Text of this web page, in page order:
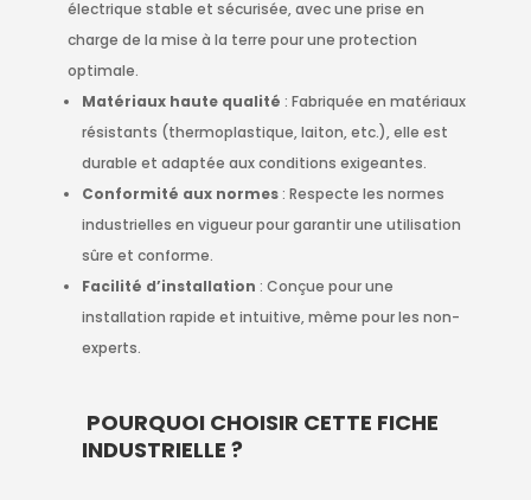
électrique stable et sécurisée, avec une prise en
charge de la mise à la terre pour une protection
optimale.
Matériaux haute qualité : Fabriquée en matériaux
résistants (thermoplastique, laiton, etc.), elle est
durable et adaptée aux conditions exigeantes.
Conformité aux normes: Respecte les normes
industrielles en vigueur pour garantir une utilisation
sûre et conforme.
Facilité d’installation : Conçue pour une
installation rapide et intuitive, même pour les non-
experts.
POURQUOI CHOISIR CETTE FICHE
INDUSTRIELLE ?